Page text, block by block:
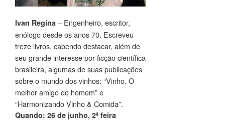
Ivan Regina – Engenheiro, escritor,
enólogo desde os anos 70. Escreveu
treze livros, cabendo destacar, além de
seu grande interesse por ficção científica
brasileira, algumas de suas publicações
sobre o mundo dos vinhos: “Vinho. O
melhor amigo do homem” e
“Harmonizando Vinho & Comida”.
Quando: 26 de junho, 2ª feira